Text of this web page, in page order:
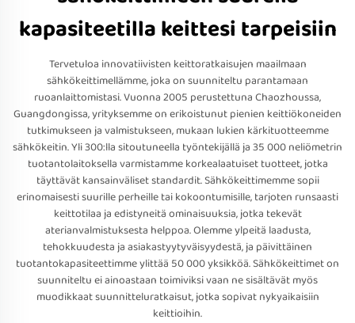
kapasiteetilla keittesi tarpeisiin
Tervetuloa innovatiivisten keittoratkaisujen maailmaan
sähkökeittimellämme, joka on suunniteltu parantamaan
ruoanlaittomistasi. Vuonna 2005 perustettuna Chaozhoussa,
Guangdongissa, yrityksemme on erikoistunut pienien keittiökoneiden
tutkimukseen ja valmistukseen, mukaan lukien kärkituotteemme
sähkökeitin. Yli 300:lla sitoutuneella työntekijällä ja 35 000 neliömetrin
tuotantolaitoksella varmistamme korkealaatuiset tuotteet, jotka
täyttävät kansainväliset standardit. Sähkökeittimemme sopii
erinomaisesti suurille perheille tai kokoontumisille, tarjoten runsaasti
keittotilaa ja edistyneitä ominaisuuksia, jotka tekevät
aterianvalmistuksesta helppoa. Olemme ylpeitä laadusta,
tehokkuudesta ja asiakastyytyväisyydestä, ja päivittäinen
tuotantokapasiteettimme ylittää 50 000 yksikköä. Sähkökeittimet on
suunniteltu ei ainoastaan toimiviksi vaan ne sisältävät myös
muodikkaat suunnitteluratkaisut, jotka sopivat nykyaikaisiin
keittioihin.